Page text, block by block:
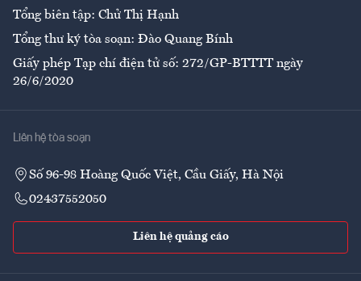
Tổng biên tập: Chử Thị Hạnh
Tổng thư ký tòa soạn: Đào Quang Bính
Giấy phép Tạp chí điện tử số: 272/GP-BTTTT ngày
26/6/2020
Liên hệ tòa soạn
Số 96-98 Hoàng Quốc Việt, Cầu Giấy, Hà Nội
02437552050
Liên hệ quảng cáo